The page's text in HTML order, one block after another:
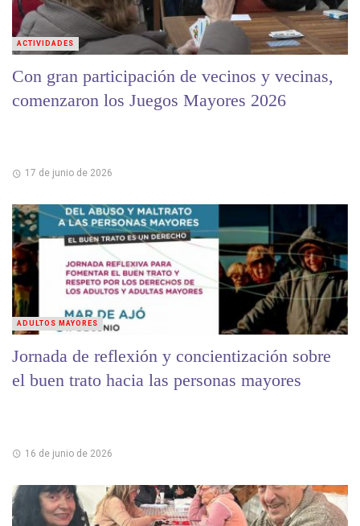
Con gran participación de vecinos y vecinas,
comenzaron los Juegos Mayores 2026
17 de junio de 2026
ACTIVIDADES
Jornada de reflexión y concientización sobre
el buen trato hacia las personas mayores
16 de junio de 2026
ADULTOS MAYORES